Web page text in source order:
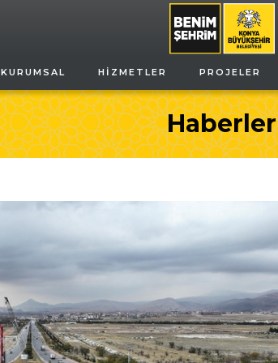
KURUMSAL HIZMETLER PROJELER
Haberler